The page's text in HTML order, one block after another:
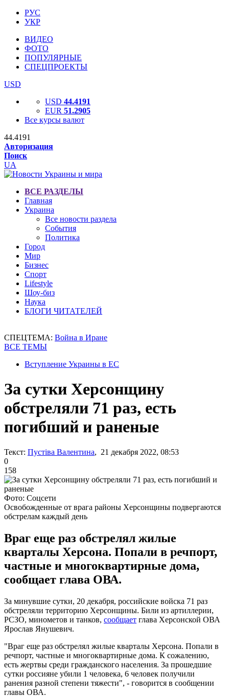
РУС
УКР
ВИДЕО
ФОТО
ПОПУЛЯРНЫЕ
СПЕЦПРОЕКТЫ
USD
USD 44.4191
EUR 51.2905
Все курсы валют
44.4191
Авторизация
Поиск
UA
ВСЕ РАЗДЕЛЫ
Главная
Украина
Все новости раздела
События
Политика
Город
Мир
Бизнес
Спорт
Lifestyle
Шоу-биз
Наука
БЛОГИ ЧИТАТЕЛЕЙ
СПЕЦТЕМА: Война в Иране
ВСЕ ТЕМЫ
Вступление Украины в ЕС
За сутки Херсонщину
обстреляли 71 раз, есть
погибший и раненые
Текст: Пустіва Валентина, 21 декабря 2022, 08:53
0
158
Фото: Соцсети
Освобожденные от врага районы Херсонщины подвергаются
обстрелам каждый день
Враг еще раз обстрелял жилые
кварталы Херсона. Попали в речпорт,
частные и многоквартирные дома,
сообщает глава ОВА.
За минувшие сутки, 20 декабря, российские войска 71 раз
обстреляли территорию Херсонщины. Били из артиллерии,
РСЗО, минометов и танков, сообщает глава Херсонской ОВА
Ярослав Янушевич.
"Враг еще раз обстрелял жилые кварталы Херсона. Попали в
речпорт, частные и многоквартирные дома. К сожалению,
есть жертвы среди гражданского населения. За прошедшие
сутки россияне убили 1 человека, 6 человек получили
ранения разной степени тяжести", - говорится в сообщении
главы ОВА.